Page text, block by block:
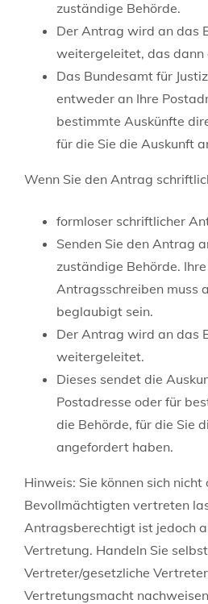
zuständige Behörde.
Der Antrag wird an das
weitergeleitet, das dann
Das Bundesamt für
entweder an Ihre
bestimmte Auskünfte
für die Sie die Auskunft
Wenn Sie den Antrag
formloser schriftlicher
Senden Sie den Antrag
zuständige Behörde.
Antragsschreiben muss
beglaubigt sein.
Der Antrag wird an das
weitergeleitet.
Dieses sendet die
Postadresse oder für
die Behörde, für die Sie
angefordert haben.
Hinweis: Sie können sich nicht
Bevollmächtigten vertreten
Antragsberechtigt ist jedoch
Vertretung. Handeln Sie
Vertreter/gesetzliche
Vertretungsmacht